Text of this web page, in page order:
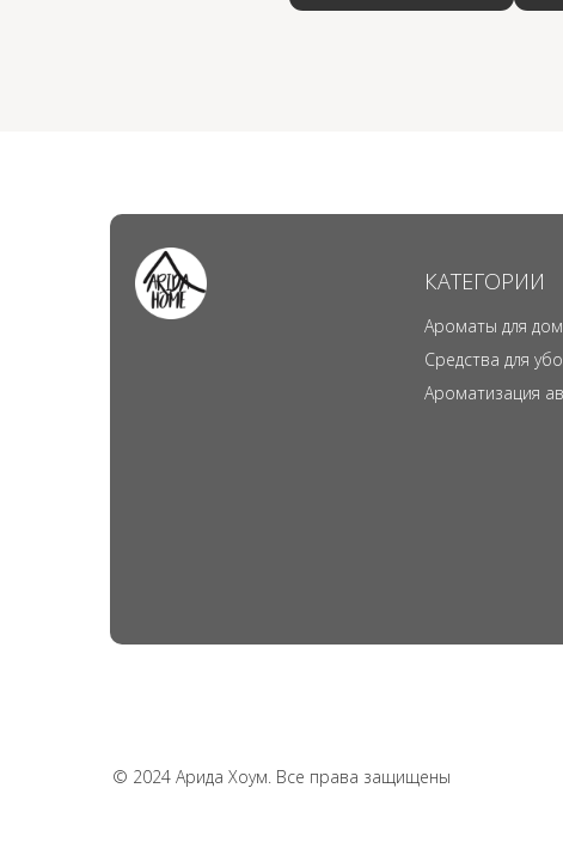
© 2024 Арида Хоум. Все права защищены
КАТЕГОРИИ
Ароматы для
Ароматизация
Средства для